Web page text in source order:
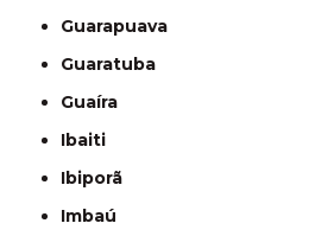
Guarapuava
Guaratuba
Guaíra
Ibaiti
Ibiporã
Imbaú